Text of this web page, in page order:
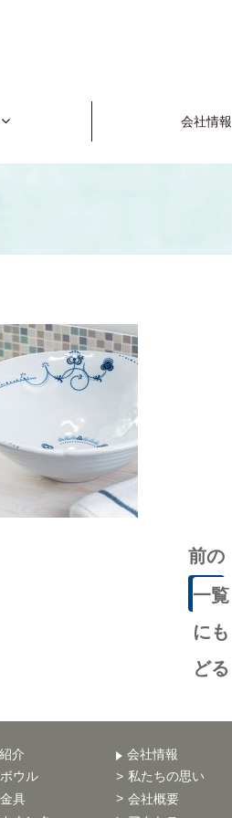
会社情報
前の
記事
一覧
にも
どる
介
ウル
具
会社情報
私たちの思い
会社概要